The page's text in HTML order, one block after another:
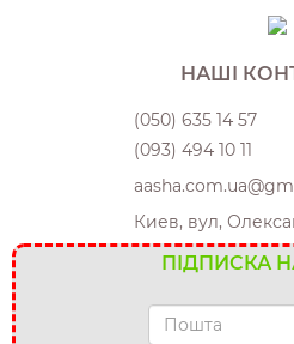
НАШІ
(050) 635 14 57
(093) 494 10 11
Киев, вул,
ПІДПИСКА